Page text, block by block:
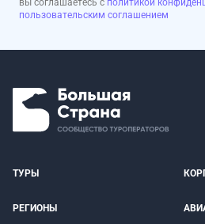
пользовательским соглашением
ТУРЫ
РЕГИОНЫ